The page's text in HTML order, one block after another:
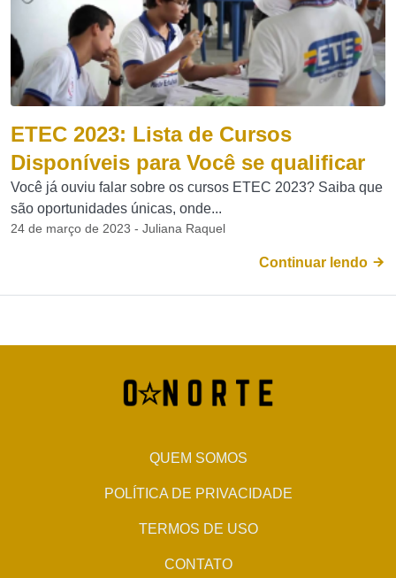
ETEC 2023: Lista de Cursos
Disponíveis para Você se qualificar
Você já ouviu falar sobre os cursos ETEC 2023? Saiba que
são oportunidades únicas, onde...
24 de março de 2023 - Juliana Raquel
Continuar lendo
QUEM SOMOS
POLÍTICA DE PRIVACIDADE
TERMOS DE USO
CONTATO